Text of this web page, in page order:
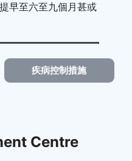
早至六至九個月甚或
疾病控制措施
C​entre